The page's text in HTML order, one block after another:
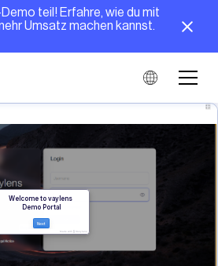
teil! Erfahre, wie du mit
Umsatz machen kannst.